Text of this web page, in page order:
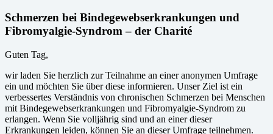
Schmerzen bei Bindegewebserkrankungen und
Fibromyalgie-Syndrom – der Charité
Guten Tag,
wir laden Sie herzlich zur Teilnahme an einer anonymen Umfrage
ein und möchten Sie über diese informieren. Unser Ziel ist ein
verbessertes Verständnis von chronischen Schmerzen bei Menschen
mit Bindegewebserkrankungen und Fibromyalgie-Syndrom zu
erlangen. Wenn Sie volljährig sind und an einer dieser
Erkrankungen leiden, können Sie an dieser Umfrage teilnehmen.